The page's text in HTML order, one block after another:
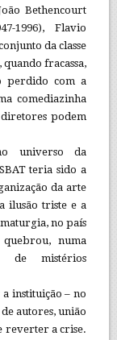
Bethencourt
1996), Flavio
da classe
fracassa,
perdido com a
comediazinha
podem
universo da
teria sido a
da arte
ilusão triste e a
no país
numa
de mistérios
instituição – no
autores, união
reverter a crise.